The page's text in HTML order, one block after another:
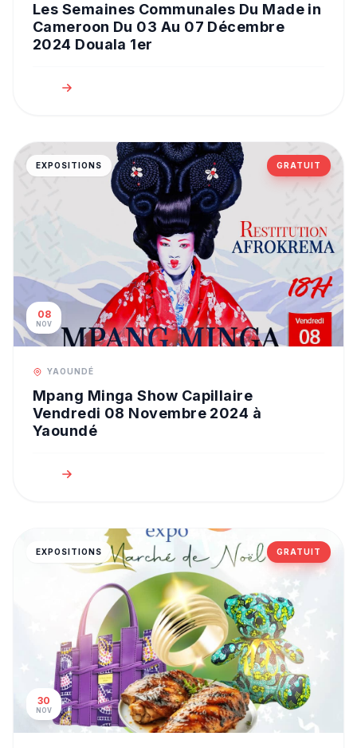
Les Semaines Communales Du Made in
Cameroon Du 03 Au 07 Décembre
2024 Douala 1er
EXPOSITIONS GRATUIT
08
NOV
YAOUNDÉ
Mpang Minga Show Capillaire
Vendredi 08 Novembre 2024 à
Yaoundé
EXPOSITIONS GRATUIT
30
NOV